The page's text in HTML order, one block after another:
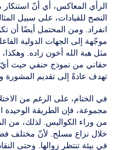
الرأي المعاكس، أي أنّ
النصح للقيادات، على سبيل
انفراد. ومن المحتمل أيضًا أن
موجّهة إلى الجهات الدولية
مثل هبة الله أخون زاده. وهكذا،
حقاني من نموذج حنفي حيث أيّ
تهدف عادةً إلى تقديم المشورة
في الختام، على الرغم من
مجموعة، فإن الطريقة الوحيدة
من وراء الكواليس. لذلك، من
خلال نزاع مسلح. لأنّ مختلف
في بيئة تنتظر زوالها. وحتى